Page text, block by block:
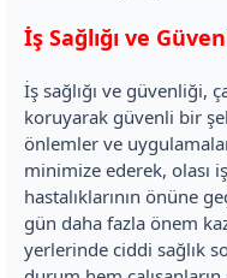
İş Sağlığı ve
İş sağlığı ve güvenliği,
koruyarak güvenli bir
önlemler ve
minimize ederek, olası
hastalıklarının önüne
gün daha fazla önem
yerlerinde ciddi sağlık